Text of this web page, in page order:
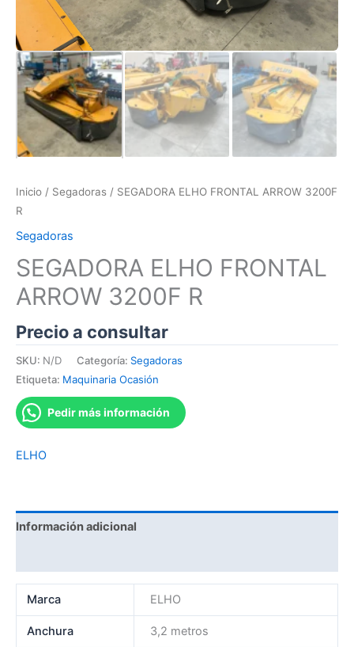
Inicio / Segadoras / SEGADORA ELHO FRONTAL ARROW 3200F
R
Segadoras
SEGADORA ELHO FRONTAL
ARROW 3200F R
Precio a consultar
SKU: N/D Categoría: Segadoras
Etiqueta: Maquinaria Ocasión
Pedir más información
ELHO
Información adicional
Marca ELHO
Anchura 3,2 metros